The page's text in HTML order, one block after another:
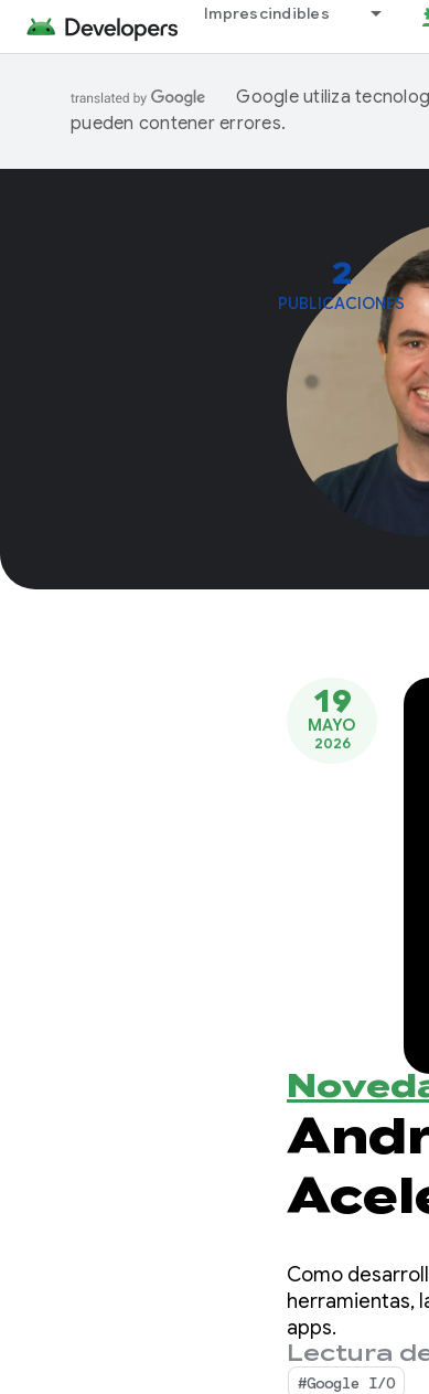
Imprescindibles
Google utiliza
pueden contener errores.
2
PUBLICACIONES
19
MAYO
2026
Como
herramientas,
apps.
Lectura
#Google I/O